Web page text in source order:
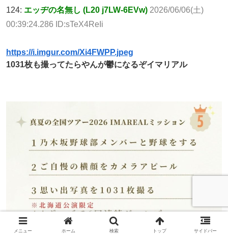
124: エッヂの名無し (L20 j7LW-6EVw) 2026/06/06(土)
00:39:24.286 ID:sTeX4ReIi
https://i.imgur.com/Xi4FWPP.jpeg
1031枚も撮ってたらやんが鬱になるぞイマリアル
メニュー ホーム 検索 トップ サイドバー